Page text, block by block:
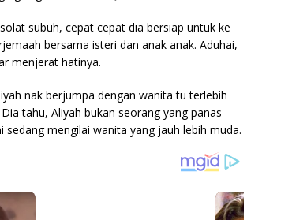
subuh, cepat cepat dia bersiap untuk ke
bersama isteri dan anak anak. Aduhai,
menjerat hatinya.
nak berjumpa dengan wanita tu terlebih
tahu, Aliyah bukan seorang yang panas
mengilai wanita yang jauh lebih muda.